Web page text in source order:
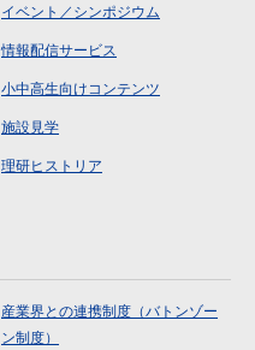
イベント／シンポジウム
情報配信サービス
小中高生向けコンテンツ
施設見学
理研ヒストリア
産業界との連携制度（バトンゾー
ン制度）